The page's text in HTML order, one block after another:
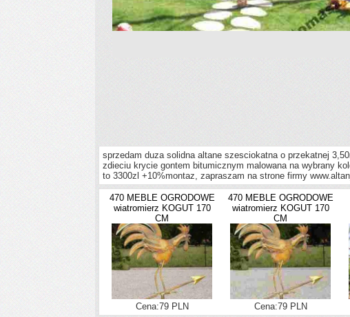
sprzedam duza solidna altane szesciokatna o przekatnej
zdieciu krycie gontem bitumicznym malowana na wybrany
to 3300zl +10%montaz, zapraszam na strone firmy
470 MEBLE OGRODOWE
wiatromierz KOGUT 170
CM
Cena:79 PLN
470 MEBLE OGRODOWE
wiatromierz KOGUT 170
CM
Cena:79 PLN